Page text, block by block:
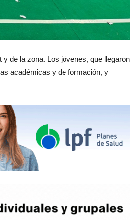
de la zona. Los jóvenes, que llegaron
académicas y de formación, y